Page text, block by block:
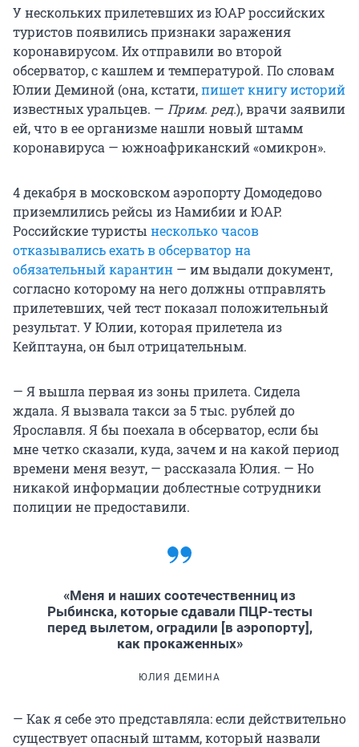
У нескольких прилетевших из ЮАР российских
туристов появились признаки заражения
коронавирусом. Их отправили во второй
обсерватор, с кашлем и температурой. По словам
Юлии Деминой (она, кстати,пишет книгу историй
известных уральцев. — Прим. ред.), врачи заявили
ей, что в ее организме нашли новый штамм
коронавируса — южноафриканский «омикрон».
4 декабря в московском аэропорту Домодедово
приземлились рейсы из Намибии и ЮАР.
Российские туристы несколько часов
отказывались ехать в обсерватор на
обязательный карантин — им выдали документ,
согласно которому на него должны отправлять
прилетевших, чей тест показал положительный
результат. У Юлии, которая прилетела из
Кейптауна, он был отрицательным.
— Я вышла первая из зоны прилета. Сидела
ждала. Я вызвала такси за 5 тыс. рублей до
Ярославля. Я бы поехала в обсерватор, если бы
мне четко сказали, куда, зачем и на какой период
времени меня везут, — рассказала Юлия. — Но
никакой информации доблестные сотрудники
полиции не предоставили.
«Меня и наших соотечественниц из
Рыбинска, которые сдавали ПЦР-тесты
перед вылетом, оградили [в аэропорту],
как прокаженных»
ЮЛИЯ ДЕМИНА
— Как я себе это представляла: если действительно
существует опасный штамм, который назвали